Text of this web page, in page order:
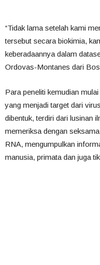
“Tidak lama setelah kami
tersebut secara biokimia,
keberadaannya dalam
Ordovas-Montanes dari
Para peneliti kemudian
yang menjadi target dari
dibentuk, terdiri dari lusinan
memeriksa dengan
RNA, mengumpulkan
manusia, primata dan juga